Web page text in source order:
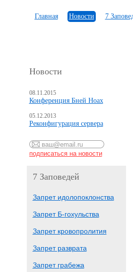
Главная Новости 7
Новости
08.11.2015
Конференция Бней Ноах
05.12.2013
Реконфигурация сервера
7 Заповедей
Запрет идолопоклонства
Запрет Б-гохульства
Запрет кровопролития
Запрет разврата
Запрет грабежа